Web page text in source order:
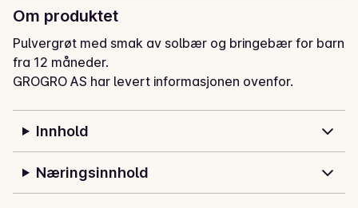
Om produktet
Pulvergrøt med smak av solbær og bringebær for barn
fra 12 måneder.
GROGRO AS har levert informasjonen ovenfor.
Innhold
Næringsinnhold